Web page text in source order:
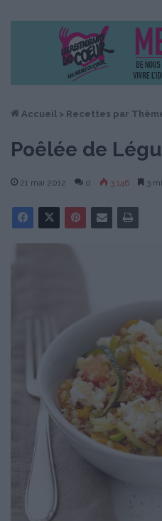
Accueil > Recettes par
Poêlée de
21 mai 2012 0 3 146 3